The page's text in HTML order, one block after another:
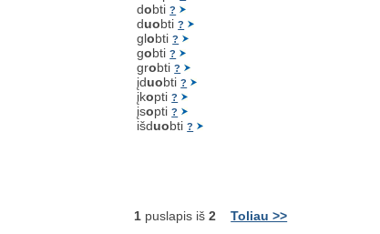
dobti?
duobti?
globti?
gobti?
grobti?
įduobti?
įkopti?
įsopti?
išduobti?
1 puslapis iš2 Toliau >>